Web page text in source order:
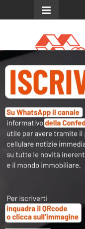
Menu
Il
Tassa